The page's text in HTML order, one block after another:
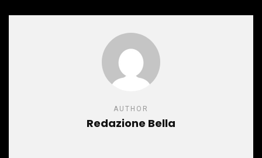
AUTHOR
Redazione Bella